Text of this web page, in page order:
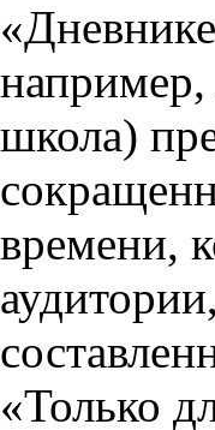
школа)
времени,
«Только